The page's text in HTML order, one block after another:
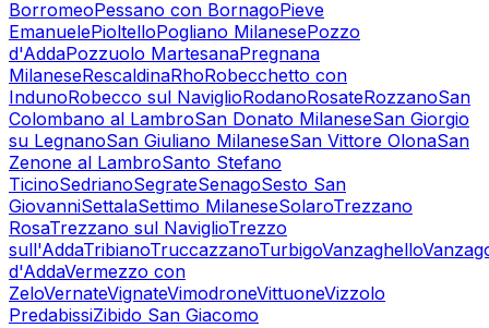
BorromeoPessano con BornagoPieve
EmanuelePioltelloPogliano MilanesePozzo
d'AddaPozzuolo MartesanaPregnana
MilaneseRescaldinaRhoRobecchetto con
IndunoRobecco sul NaviglioRodanoRosateRozzanoSan
Colombano al LambroSan Donato MilaneseSan Giorgio
su LegnanoSan Giuliano MilaneseSan Vittore OlonaSan
Zenone al LambroSanto Stefano
TicinoSedrianoSegrateSenagoSesto San
GiovanniSettalaSettimo MilaneseSolaroTrezzano
RosaTrezzano sul NaviglioTrezzo
sull'AddaTribianoTruccazzanoTurbigoVanzaghello
d'AddaVermezzo con
ZeloVernateVignateVimodroneVittuoneVizzolo
PredabissiZibido San Giacomo